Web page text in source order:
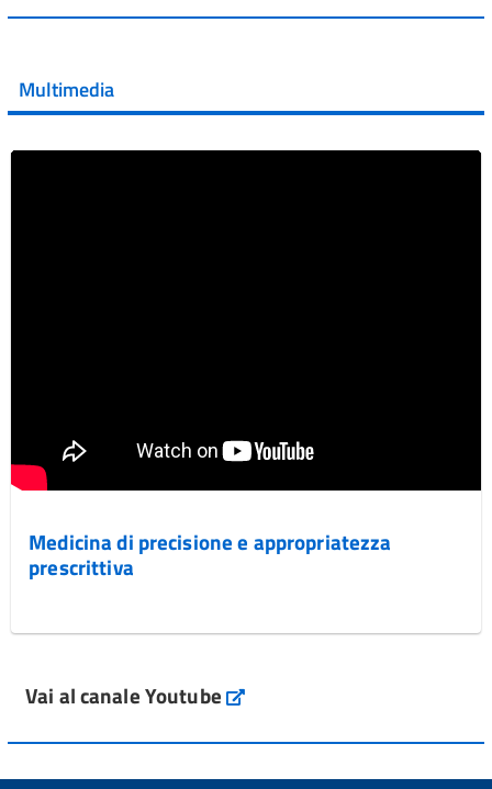
Vai al post →
Multimedia
Medicina di precisione e appropriatezza
prescrittiva
Vai al canale Youtube